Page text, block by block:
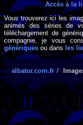
Accès à la
Vous trouverez ici les
animés des séries de
téléchargement de
compagnie, je vous
génériques ou dans les
albator.com.fr